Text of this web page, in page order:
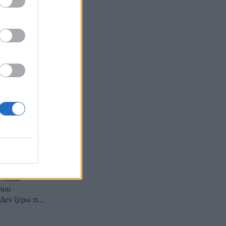
ο
την
πολλά
Νίκο
ξέρω τι...